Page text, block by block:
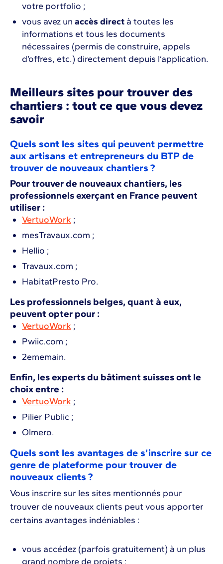
votre portfolio ;
vous avez un accès direct à toutes les
informations et tous les documents
nécessaires (permis de construire, appels
d’offres, etc.) directement depuis l’application.
Meilleurs sites pour trouver des
chantiers : tout ce que vous devez
savoir
Quels sont les sites qui peuvent permettre
aux artisans et entrepreneurs du BTP de
trouver de nouveaux chantiers ?
Pour trouver de nouveaux chantiers, les
professionnels exerçant en France peuvent
utiliser :
VertuoWork ;
mesTravaux.com ;
Hellio ;
Travaux.com ;
HabitatPresto Pro.
Les professionnels belges, quant à eux,
peuvent opter pour :
VertuoWork ;
Pwiic.com ;
2ememain.
Enfin, les experts du bâtiment suisses ont le
choix entre :
VertuoWork ;
Pilier Public ;
Olmero.
Quels sont les avantages de s’inscrire sur ce
genre de plateforme pour trouver de
nouveaux clients ?
Vous inscrire sur les sites mentionnés pour
trouver de nouveaux clients peut vous apporter
certains avantages indéniables :
vous accédez (parfois gratuitement) à un plus
grand nombre de projets ;